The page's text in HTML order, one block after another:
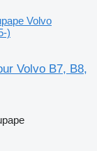
Volvo
)
Volvo B7, B8,